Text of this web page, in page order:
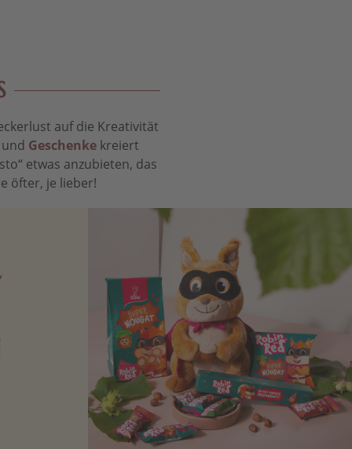
auf die Kreativität
Geschenkekreiert
etwas anzubieten, das
öfter, je lieber!